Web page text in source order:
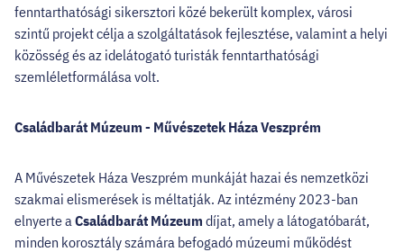
fenntarthatósági sikersztori közé bekerült komplex, városi
szintű projekt célja a szolgáltatások fejlesztése, valamint a helyi
közösség és az idelátogató turisták fenntarthatósági
szemléletformálása volt.
Családbarát Múzeum - Művészetek Háza Veszprém
A Művészetek Háza Veszprém munkáját hazai és nemzetközi
szakmai elismerések is méltatják. Az intézmény 2023-ban
elnyerte aCsaládbarát Múzeum díjat, amely a látogatóbarát,
minden korosztály számára befogadó múzeumi működést